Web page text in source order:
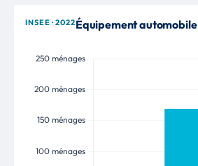
INSEE · 2022Équipement automobile